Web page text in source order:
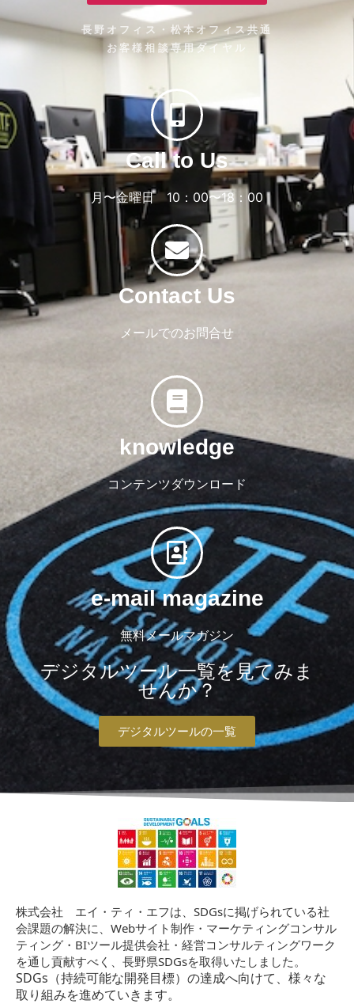
長野オフィス・松本オフィス共通
お客様相談専用ダイヤル
Call to Us
月〜金曜日 10：00〜18：00
Contact Us
メールでのお問合せ
knowledge
コンテンツダウンロード
e-mail magazine
無料メールマガジン
デジタルツール一覧を見てみま
せんか？
デジタルツールの一覧
株式会社 エイ・ティ・エフは、SDGsに掲げられている社
会課題の解決に、Webサイト制作・マーケティングコンサル
ティング・BIツール提供会社・経営コンサルティングワーク
を通し貢献すべく、長野県SDGsを取得いたしました。
SDGs（持続可能な開発目標）の達成へ向けて、様々な
取り組みを進めていきます。